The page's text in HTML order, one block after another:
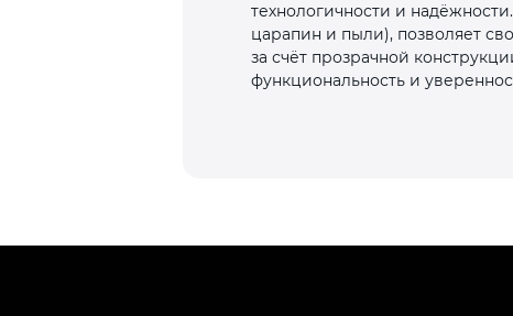
технологичности и
царапин и пыли), позволяет
за счёт прозрачной
функциональность и